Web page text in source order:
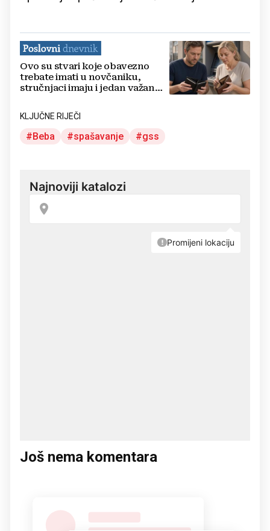
Ovo su stvari koje obavezno
trebate imati u novčaniku,
stručnjaci imaju i jedan važan
KLJUČNE RIJEČI
Beba spašavanje gss
Još nema komentara